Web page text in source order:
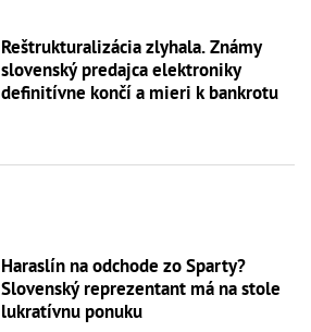
Reštrukturalizácia zlyhala. Známy
slovenský predajca elektroniky
definitívne končí a mieri k bankrotu
Haraslín na odchode zo Sparty?
Slovenský reprezentant má na stole
lukratívnu ponuku